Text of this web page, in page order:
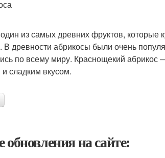
из самых древних фруктов, которые
В древности абрикосы были очень
по всему миру. Краснощекий абрикос
и сладким вкусом.
обновления на сайте: